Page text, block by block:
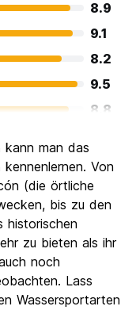
8.9
9.1
8.2
9.5
8.8
7.9
9.0
8.3
kann man das
Von
(die örtliche
bis zu den
historischen
zu bieten als ihr
noch
Lass
Wassersportarten